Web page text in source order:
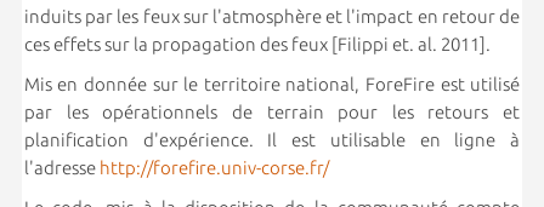
induits par les feux sur l'atmosphère et l'impact en retour de
ces effets sur la propagation des feux [Filippi et. al. 2011].
Mis en donnée sur le territoire national, ForeFire est utilisé
par les opérationnels de terrain pour les retours et
planification d'expérience. Il est utilisable en ligne à
l'adresse http://forefire.univ-corse.fr/